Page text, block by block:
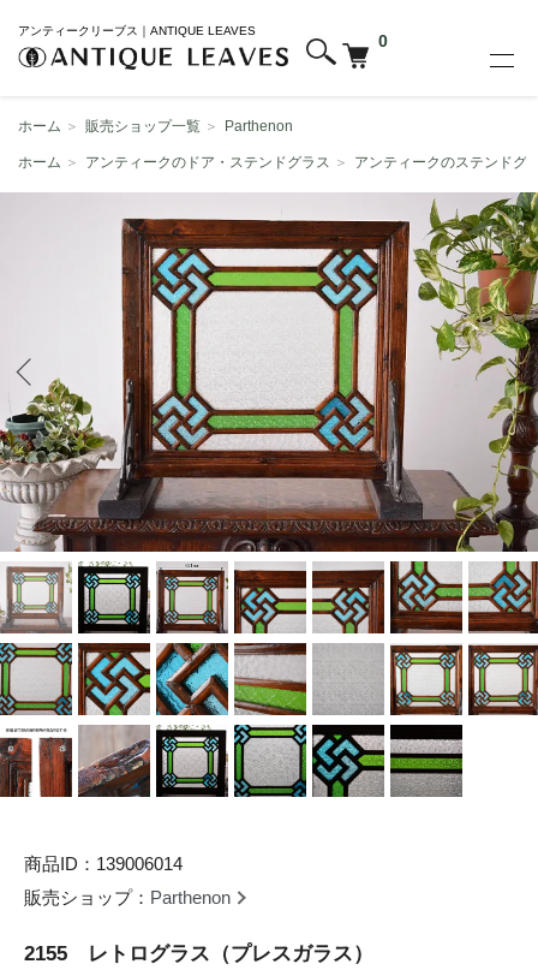
アンティークリーブス｜ANTIQUE LEAVES
0
ホーム ＞ 販売ショップ一覧 ＞ Parthenon
ホーム ＞ アンティークのドア・ステンドグラス ＞ アンティークのステンドグ
商品ID：139006014
販売ショップ： Parthenon
2155 レトログラス（プレスガラス）